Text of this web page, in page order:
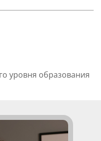
уровня образования